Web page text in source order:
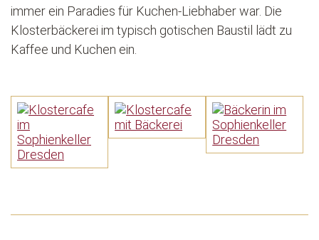
immer ein Paradies für Kuchen-Liebhaber war. Die
Klosterbäckerei im typisch gotischen Baustil lädt zu
Kaffee und Kuchen ein.